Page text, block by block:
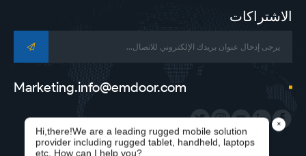
الاشتراكات
Marketing.info@emdoor.com